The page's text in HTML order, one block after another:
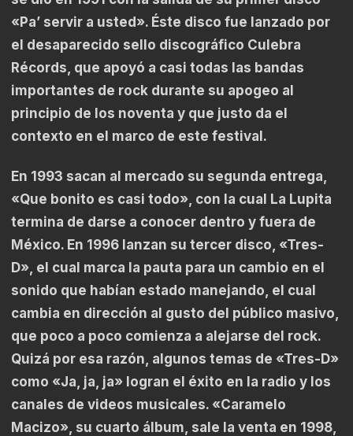
«Pa’ servir a usted». Éste disco fue lanzado por
el desaparecido sello discográfico Culebra
Récords, que apoyó a casi todas las bandas
importantes de rock durante su apogeo al
principio de los noventa y que justo da el
contexto en el marco de este festival.
En 1993 sacan al mercado su segunda entrega,
«Que bonito es casi todo», con la cual La Lupita
termina de darse a conocer dentro y fuera de
México. En 1996 lanzan su tercer disco, «Tres-
D», el cual marca la pauta para un cambio en el
sonido que habían estado manejando, el cual
cambia en dirección al gusto del público masivo,
que poco a poco comienza a alejarse del rock.
Quizá por esa razón, algunos temas de «Tres-D»
como «Ja, ja, ja» logran el éxito en la radio y los
canales de videos musicales. «Caramelo
Macizo», su cuarto álbum, sale la venta en 1998,